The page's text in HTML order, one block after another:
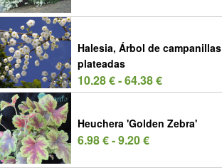
Halesia, Árbol de campanillas
plateadas
10.28 € - 64.38 €
Heuchera 'Golden Zebra'
6.98 € - 9.20 €